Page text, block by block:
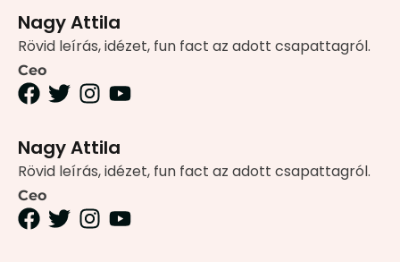
Nagy Attila
Rövid leírás, idézet, fun fact az adott csapattagról.
Ceo
Nagy Attila
Rövid leírás, idézet, fun fact az adott csapattagról.
Ceo